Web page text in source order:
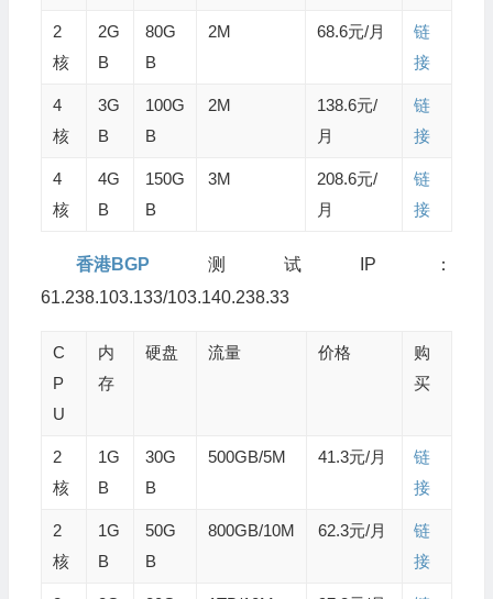
2
核
2G
B
80G
B
2M 68.6元/月
链
接
4
核
3G
B
100G
B
2M
138.6元/
月
链
接
4
核
4G
B
150G
B
3M
208.6元/
月
链
接
香港BGP 测试IP：
61.238.103.133/103.140.238.33
C
P
U
内
存
硬盘 流量 价格
购
买
2
核
1G
B
30G
B
500GB/5M 41.3元/月
链
接
2
核
1G
B
50G
B
800GB/10M 62.3元/月
链
接